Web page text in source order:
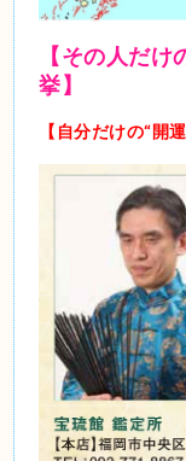
【その人だ
挙】
【自分だけの“開